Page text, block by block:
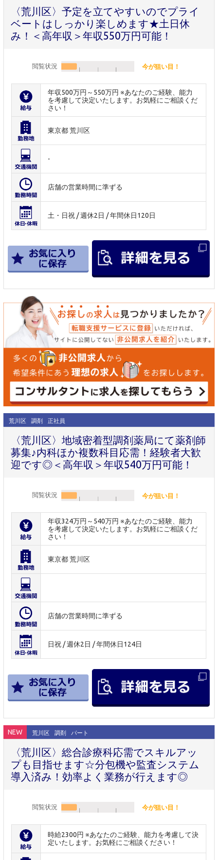
〈荒川区〉予定を立てやすいのでプライ
ベートはしっかり楽しめます★土日休
み！＜高年収＞年収550万円可能！
閲覧状況 今が狙い目！
年収500万円～550万円 ※あなたのご経験、能力
を考慮して決定いたします。お気軽にご相談くだ
さい！
東京都 荒川区
-
店舗の営業時間に準ずる
土・日祝 / 週休2日 / 年間休日120日
荒川区 調剤 正社員
〈荒川区〉地域密着型調剤薬局にて薬剤師
募集♪内科ほか複数科目応需！経験者大歓
迎です◎＜高年収＞年収540万円可能！
閲覧状況 今が狙い目！
年収324万円～540万円 ※あなたのご経験、能力
を考慮して決定いたします。お気軽にご相談くだ
さい！
東京都 荒川区
店舗の営業時間に準ずる
日祝 / 週休2日 / 年間休日124日
NEW 荒川区 調剤 パート
〈荒川区〉総合診療科応需でスキルアッ
プも目指せます☆分包機や監査システム
導入済み！効率よく業務が行えます◎
閲覧状況 今が狙い目！
時給2300円 ※あなたのご経験、能力を考慮して決
定いたします。お気軽にご相談ください！